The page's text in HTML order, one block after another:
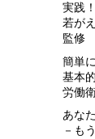
実践
若が
監修
簡単
基本
労働
あな
－も